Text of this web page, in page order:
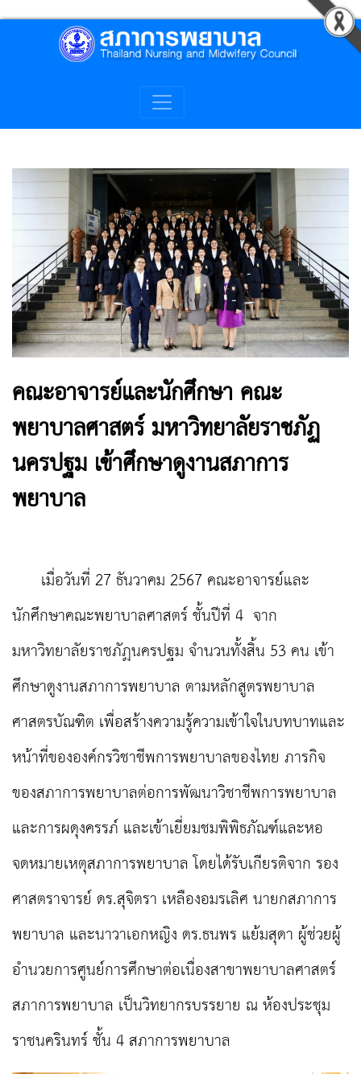
คณะอาจารย์และนักศึกษา คณะ
พยาบาลศาสตร์ มหาวิทยาลัยราชภัฏ
นครปฐม เข้าศึกษาดูงานสภาการ
พยาบาล
เมื่อวันที่ 27 ธันวาคม 2567 คณะอาจารย์และ
นักศึกษาคณะพยาบาลศาสตร์ ชั้นปีที่ 4 จาก
มหาวิทยาลัยราชภัฏนครปฐม จำนวนทั้งสิ้น 53 คน เข้า
ศึกษาดูงานสภาการพยาบาล ตามหลักสูตรพยาบาล
ศาสตรบัณฑิต เพื่อสร้างความรู้ความเข้าใจในบทบาทและ
หน้าที่ขององค์กรวิชาชีพการพยาบาลของไทย ภารกิจ
ของสภาการพยาบาลต่อการพัฒนาวิชาชีพการพยาบาล
และการผดุงครรภ์ และเข้าเยี่ยมชมพิพิธภัณฑ์และหอ
จดหมายเหตุสภาการพยาบาล โดยได้รับเกียรติจาก รอง
ศาสตราจารย์ ดร.สุจิตรา เหลืองอมรเลิศ นายกสภาการ
พยาบาล และนาวาเอกหญิง ดร.ธนพร แย้มสุดา ผู้ช่วยผู้
อำนวยการศูนย์การศึกษาต่อเนื่องสาขาพยาบาลศาสตร์
สภาการพยาบาล เป็นวิทยากรบรรยาย ณ ห้องประชุม
ราชนครินทร์ ชั้น 4 สภาการพยาบาล